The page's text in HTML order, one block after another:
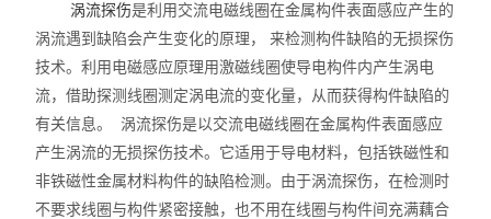
涡流探伤是利用交流电磁线圈在金属构件表面感应产生的
涡流遇到缺陷会产生变化的原理， 来检测构件缺陷的无损探伤
技术。利用电磁感应原理用激磁线圈使导电构件内产生涡电
流，借助探测线圈测定涡电流的变化量，从而获得构件缺陷的
有关信息。 涡流探伤是以交流电磁线圈在金属构件表面感应
产生涡流的无损探伤技术。它适用于导电材料，包括铁磁性和
非铁磁性金属材料构件的缺陷检测。由于涡流探伤，在检测时
不要求线圈与构件紧密接触，也不用在线圈与构件间充满藕合